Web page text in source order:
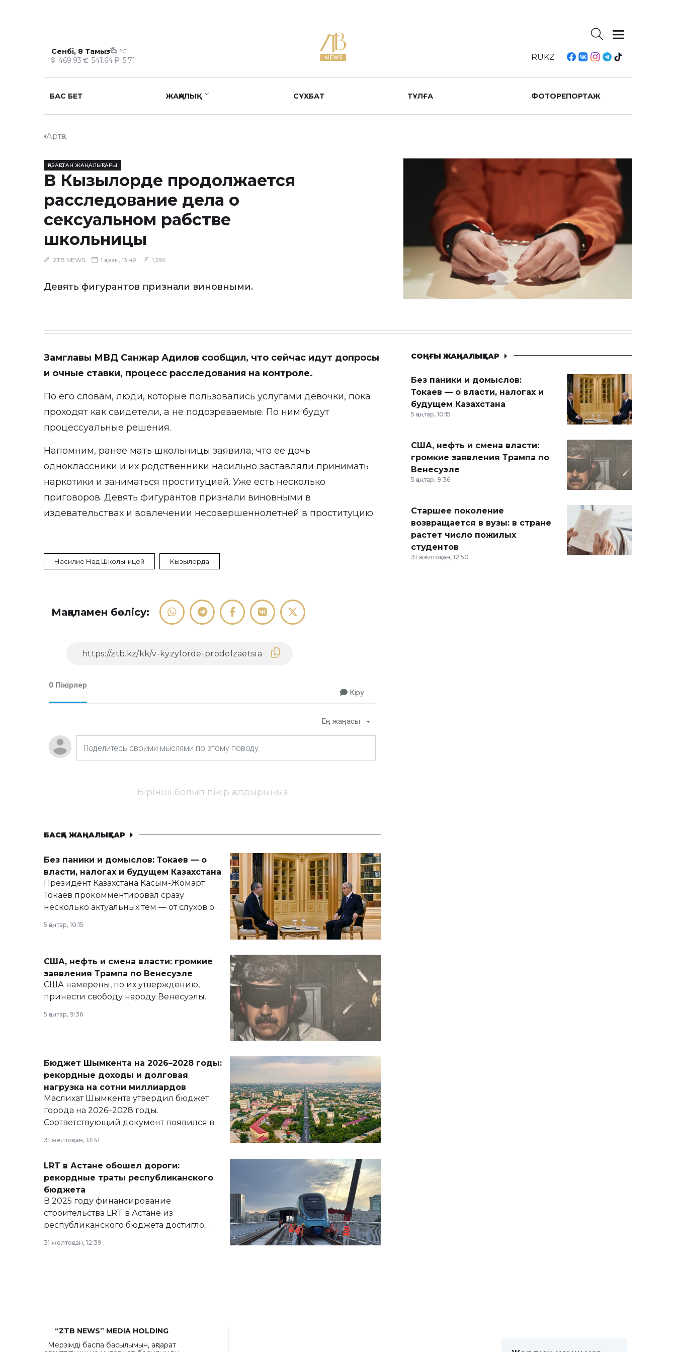
Сенбі, 8 Тамыз °C
469.93 541.64 5.71 RUKZ
БАС БЕТ ЖАҢАЛЫҚ СҰХБАТ ТҰЛҒА ФОТОРЕПОРТАЖ
Артқа
ҚАЗАҚСТАН ЖАҢАЛЫҚТАРЫ
В Кызылорде продолжается
расследование дела о
сексуальном рабстве
школьницы
ZTB NEWS 1 қазан, 13:49 1,299
Девять фигурантов признали виновными.
Замглавы МВД Санжар Адилов сообщил, что сейчас идут допросы
и очные ставки, процесс расследования на контроле.
По его словам, люди, которые пользовались услугами девочки, пока
проходят как свидетели, а не подозреваемые. По ним будут
процессуальные решения.
Напомним, ранее мать школьницы заявила, что ее дочь
одноклассники и их родственники насильно заставляли принимать
наркотики и заниматься проституцией. Уже есть несколько
приговоров. Девять фигурантов признали виновными в
издевательствах и вовлечении несовершеннолетней в проституцию.
Насилие Над Школьницей Кызылорда
Мақаламен бөлісу:
0 Пікірлер
Кіру
Ең жаңасы
Бірінші болып пікір қалдырыңыз
БАСҚА ЖАҢАЛЫҚТАР
Без паники и домыслов: Токаев — о
власти, налогах и будущем Казахстана
Президент Казахстана Касым-Жомарт
Токаев прокомментировал сразу
несколько актуальных тем — от слухов о
армии, экономики и личного здоровья.
5 қаңтар, 10:15
США, нефть и смена власти: громкие
заявления Трампа по Венесуэле
США намерены, по их утверждению,
принести свободу народу Венесуэлы.
5 қаңтар, 9:36
Бюджет Шымкента на 2026–2028 годы:
рекордные доходы и долговая
нагрузка на сотни миллиардов
Маслихат Шымкента утвердил бюджет
города на 2026–2028 годы.
Соответствующий документ появился в
сайте маслихат города.
31 желтоқсан, 13:41
LRT в Астане обошел дороги:
рекордные траты республиканского
бюджета
В 2025 году финансирование
строительства LRT в Астане из
республиканского бюджета достигло
31 желтоқсан, 12:39
СОҢҒЫ ЖАҢАЛЫҚТАР
Без паники и домыслов:
Токаев — о власти, налогах и
будущем Казахстана
5 қаңтар, 10:15
США, нефть и смена власти:
громкие заявления Трампа по
Венесуэле
5 қаңтар, 9:36
Старшее поколение
возвращается в вузы: в стране
растет число пожилых
студентов
31 желтоқсан, 12:50
“ZTB NEWS” MEDIA HOLDING
Мерзімді баспа басылымын, ақпарат